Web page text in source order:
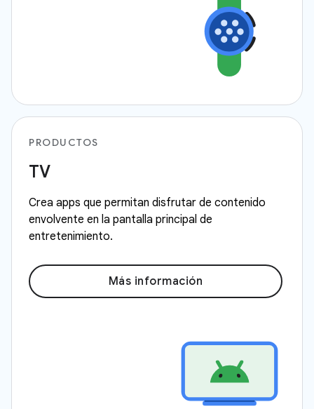
PRODUCTOS
TV
Crea apps que permitan disfrutar de contenido
envolvente en la pantalla principal de
entretenimiento.
Más información